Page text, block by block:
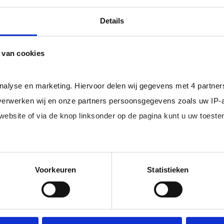
Details
cookies
en marketing. Hiervoor delen wij gegevens met 4
wij en onze partners persoonsgegevens zoals uw
of via de knop linksonder op de pagina kunt u uw
Voorkeuren Statistieken
dan het landelijke gemiddelde van ruim 20%
, zodat
in loondienst uit uw regio.
freelance
juiste kandidaten
No match? No pay!
als een
Ik
of
Je
krijgt